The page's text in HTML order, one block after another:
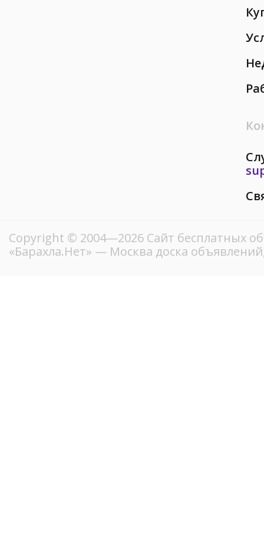
Copyright © 2004—2026 Сайт бесплатных
«Барахла.Нет» — Москва доска